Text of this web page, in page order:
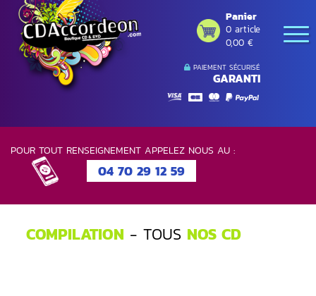
PAIEMENT SÉCURISÉ
GARANTI
Panier
0 article
0,00 €
POUR TOUT RENSEIGNEMENT APPELEZ NOUS AU :
04 70 29 12 59
COMPILATION - TOUS NOS CD